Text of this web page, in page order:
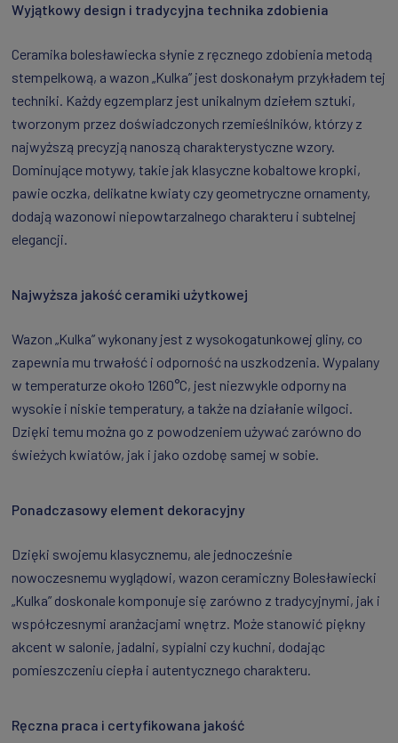
Wyjątkowy design i tradycyjna technika zdobienia
Ceramika bolesławiecka słynie z ręcznego zdobienia metodą
stempelkową, a wazon „Kulka” jest doskonałym przykładem tej
techniki. Każdy egzemplarz jest unikalnym dziełem sztuki,
tworzonym przez doświadczonych rzemieślników, którzy z
najwyższą precyzją nanoszą charakterystyczne wzory.
Dominujące motywy, takie jak klasyczne kobaltowe kropki,
pawie oczka, delikatne kwiaty czy geometryczne ornamenty,
dodają wazonowi niepowtarzalnego charakteru i subtelnej
elegancji.
Najwyższa jakość ceramiki użytkowej
Wazon „Kulka” wykonany jest z wysokogatunkowej gliny, co
zapewnia mu trwałość i odporność na uszkodzenia. Wypalany
w temperaturze około 1260°C, jest niezwykle odporny na
wysokie i niskie temperatury, a także na działanie wilgoci.
Dzięki temu można go z powodzeniem używać zarówno do
świeżych kwiatów, jak i jako ozdobę samej w sobie.
Ponadczasowy element dekoracyjny
Dzięki swojemu klasycznemu, ale jednocześnie
nowoczesnemu wyglądowi, wazon ceramiczny Bolesławiecki
„Kulka” doskonale komponuje się zarówno z tradycyjnymi, jak i
współczesnymi aranżacjami wnętrz. Może stanowić piękny
akcent w salonie, jadalni, sypialni czy kuchni, dodając
pomieszczeniu ciepła i autentycznego charakteru.
Ręczna praca i certyfikowana jakość